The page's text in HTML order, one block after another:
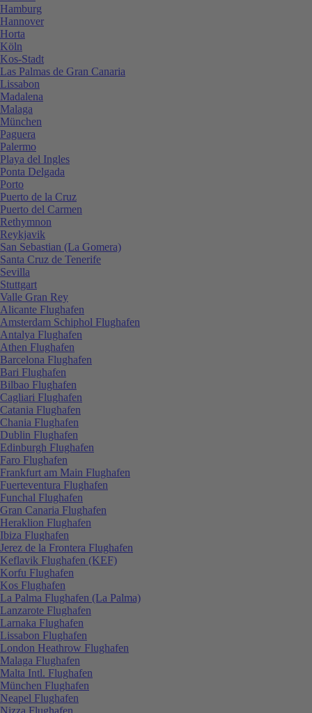
Hamburg
Hannover
Horta
Köln
Kos-Stadt
Las Palmas de Gran Canaria
Lissabon
Madalena
Malaga
München
Paguera
Palermo
Playa del Ingles
Ponta Delgada
Porto
Puerto de la Cruz
Puerto del Carmen
Rethymnon
Reykjavik
San Sebastian (La Gomera)
Santa Cruz de Tenerife
Sevilla
Stuttgart
Valle Gran Rey
Alicante Flughafen
Amsterdam Schiphol Flughafen
Antalya Flughafen
Athen Flughafen
Barcelona Flughafen
Bari Flughafen
Bilbao Flughafen
Cagliari Flughafen
Catania Flughafen
Chania Flughafen
Dublin Flughafen
Edinburgh Flughafen
Faro Flughafen
Frankfurt am Main Flughafen
Fuerteventura Flughafen
Funchal Flughafen
Gran Canaria Flughafen
Heraklion Flughafen
Ibiza Flughafen
Jerez de la Frontera Flughafen
Keflavik Flughafen (KEF)
Korfu Flughafen
Kos Flughafen
La Palma Flughafen (La Palma)
Lanzarote Flughafen
Larnaka Flughafen
Lissabon Flughafen
London Heathrow Flughafen
Malaga Flughafen
Malta Intl. Flughafen
München Flughafen
Neapel Flughafen
Nizza Flughafen